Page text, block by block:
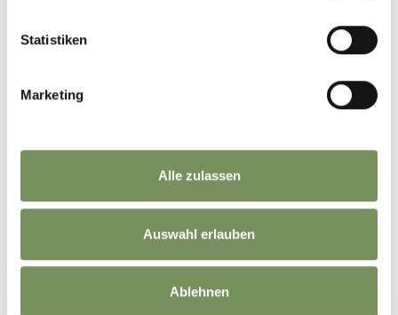
Statistiken
Marketing
Alle zulassen
Auswahl erlauben
Ablehnen
BOEK JE VAKANTIE IN